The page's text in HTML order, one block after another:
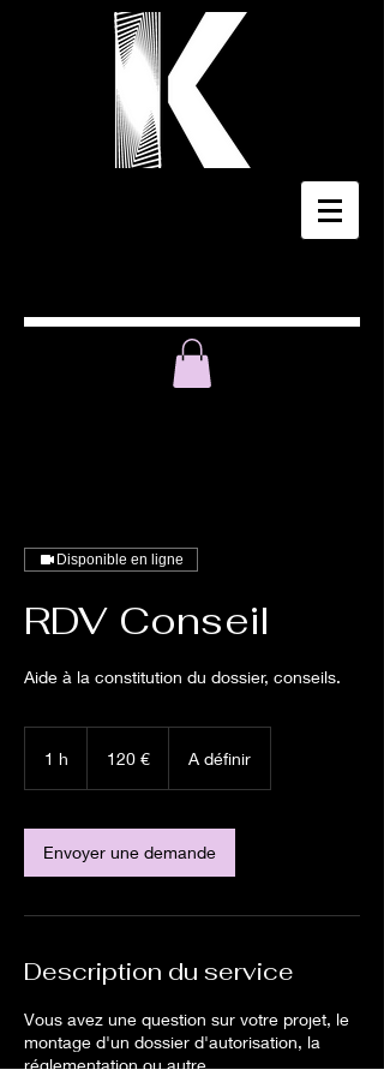
Disponible en ligne
RDV Conseil
Aide à la constitution du dossier, conseils.
1 h 120 € A définir
Envoyer une demande
Description du service
Vous avez une question sur votre projet, le
montage d'un dossier d'autorisation, la
réglementation ou autre.